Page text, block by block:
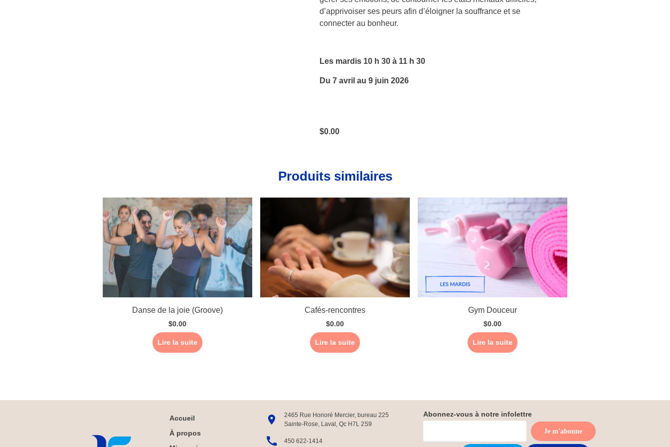
d’apprivoiser ses peurs afin d’éloigner la souffrance et se
connecter au bonheur.
Les mardis 10 h 30 à 11 h 30
Du 7 avril au 9 juin 2026
$0.00
Produits similaires
Danse de la joie (Groove)
$0.00
Lire la suite
Cafés-rencontres
$0.00
Lire la suite
Gym Douceur
$0.00
Lire la suite
Accueil
À propos
2465 Rue Honoré Mercier, bureau 225
Sainte-Rose, Laval, Qc H7L 2S9
450 622-1414
Abonnez-vous à notre infolettre